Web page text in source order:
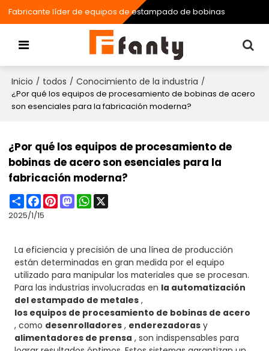
Fabricante líder de equipos de estampado de bobinas
Inicio / todos / Conocimiento de la industria /
¿Por qué los equipos de procesamiento de bobinas de acero
son esenciales para la fabricación moderna?
¿Por qué los equipos de procesamiento de
bobinas de acero son esenciales para la
fabricación moderna?
ShareFacebook
PinterestMastodonWhatsApp
2025/1/15
La eficiencia y precisión de una línea de producción
están determinadas en gran medida por el equipo
utilizado para manipular los materiales que se procesan.
Para las industrias involucradas en la automatización
del estampado de metales ,
los equipos de procesamiento de bobinas de acero
, como desenrolladores , enderezadoras y
alimentadores de prensa , son indispensables para